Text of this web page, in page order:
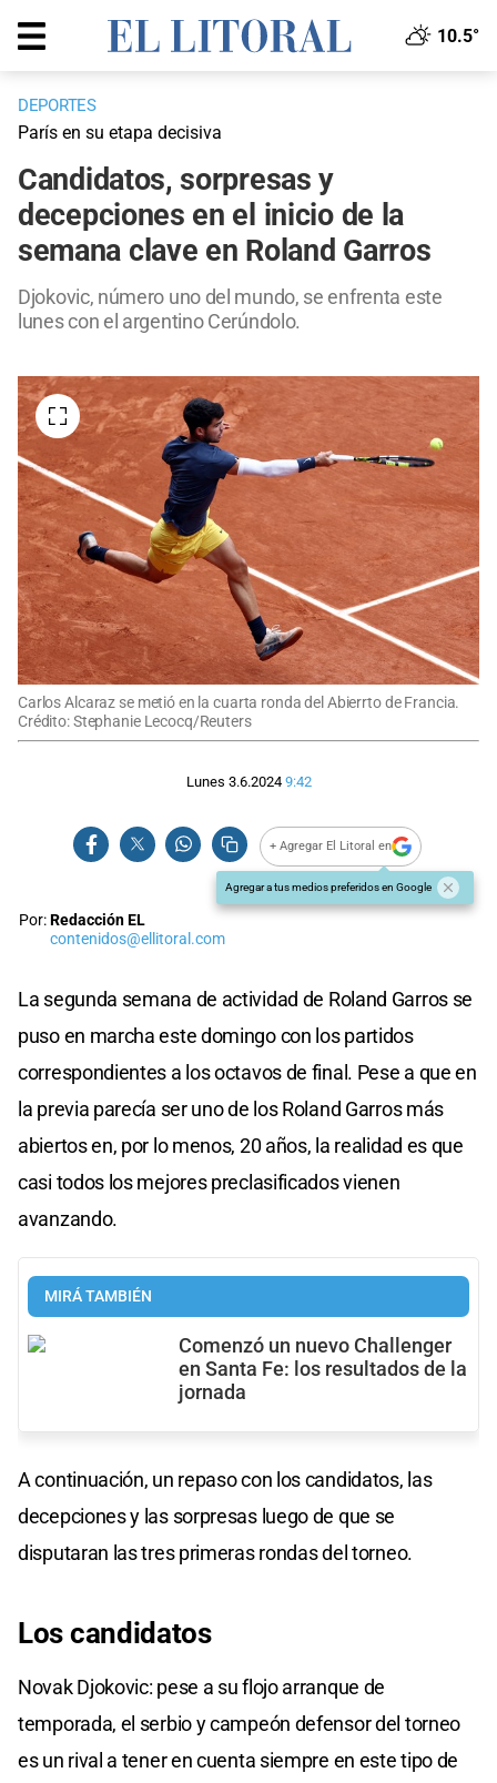
10.5°
DEPORTES
París en su etapa decisiva
Candidatos, sorpresas y
decepciones en el inicio de la
semana clave en Roland Garros
Djokovic, número uno del mundo, se enfrenta este
lunes con el argentino Cerúndolo.
Carlos Alcaraz se metió en la cuarta ronda del Abierrto de Francia.
Crédito: Stephanie Lecocq/Reuters
Lunes 3.6.2024 9:42
+ Agregar El Litoral en
Agregar a tus medios preferidos en Google
Por:Redacción EL
contenidos@ellitoral.com
La segunda semana de actividad de Roland Garros se
puso en marcha este domingo con los partidos
correspondientes a los octavos de final. Pese a que en
la previa parecía ser uno de los Roland Garros más
abiertos en, por lo menos, 20 años, la realidad es que
casi todos los mejores preclasificados vienen
avanzando.
MIRÁ TAMBIÉN
Comenzó un nuevo Challenger
en Santa Fe: los resultados de la
jornada
A continuación, un repaso con los candidatos, las
decepciones y las sorpresas luego de que se
disputaran las tres primeras rondas del torneo.
Los candidatos
Novak Djokovic: pese a su flojo arranque de
temporada, el serbio y campeón defensor del torneo
es un rival a tener en cuenta siempre en este tipo de